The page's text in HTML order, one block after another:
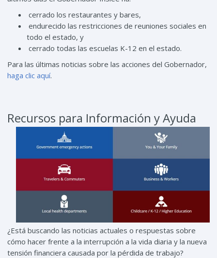
cerrado los restaurantes y bares,
endurecido las restricciones de reuniones sociales en
todo el estado, y
cerrado todas las escuelas K-12 en el estado.
Para las últimas noticias sobre las acciones del Gobernador,
haga clic aquí.
Recursos para Información y Ayuda
¿Está buscando las noticias actuales o respuestas sobre
cómo hacer frente a la interrupción a la vida diaria y la nueva
tensión financiera causada por la pérdida de trabajo?